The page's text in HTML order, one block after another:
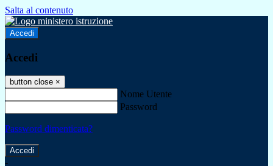
Salta al contenuto
Accedi
Accedi
button close ×
Nome Utente
Password
Password dimenticata?
-